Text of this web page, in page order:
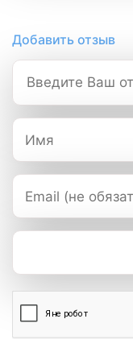
Добавить отзыв